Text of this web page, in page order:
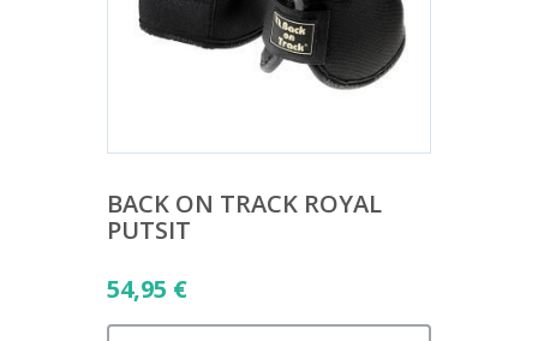
BACK ON TRACK ROYAL
PUTSIT
54,95 €